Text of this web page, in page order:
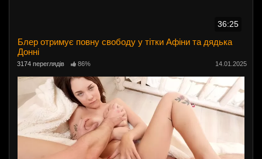
36:25
Блер отримує повну свободу у тітки Афіни та дядька
Донні
3174 переглядів 86% 14.01.2025